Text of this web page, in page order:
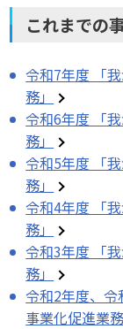
これまでの
令和7年度 「
務」
令和6年度 「
務」
令和5年度 「
務」
令和4年度 「
務」
令和3年度 「
務」
令和2年度、
事業化促進業